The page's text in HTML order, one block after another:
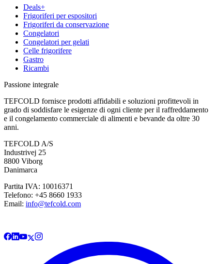
Deals+
Frigoriferi per espositori
Frigoriferi da conservazione
Congelatori
Congelatori per gelati
Celle frigorifere
Gastro
Ricambi
Passione integrale
TEFCOLD fornisce prodotti affidabili e soluzioni profittevoli in
grado di soddisfare le esigenze di ogni cliente per il raffreddamento
e il congelamento commerciale di alimenti e bevande da oltre 30
anni.
TEFCOLD A/S
Industrivej 25
8800 Viborg
Danimarca
Partita IVA: 10016371
Telefono: +45 8660 1933
Email: info@tefcold.com